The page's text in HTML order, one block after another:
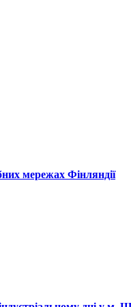
мережах Фінляндії